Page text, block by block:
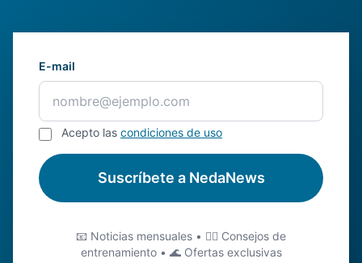
E-mail
Acepto las condiciones de uso
Suscríbete a NedaNews
📧 Noticias mensuales • 🏊‍♂️ Consejos de
entrenamiento • 🌊 Ofertas exclusivas